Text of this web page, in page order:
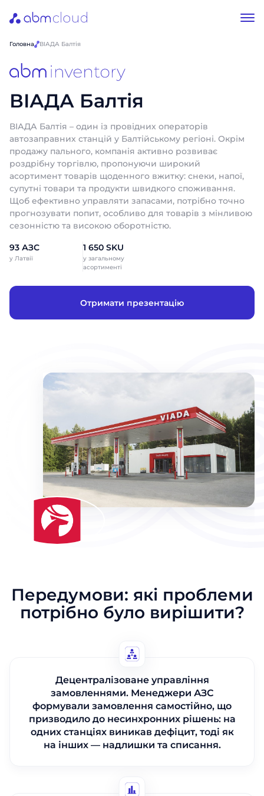
Головна ВІАДА Балтія
ВІАДА Балтія
ВІАДА Балтія – один із провідних операторів
автозаправних станцій у Балтійському регіоні. Окрім
продажу пального, компанія активно розвиває
роздрібну торгівлю, пропонуючи широкий
асортимент товарів щоденного вжитку: снеки, напої,
супутні товари та продукти швидкого споживання.
Щоб ефективно управляти запасами, потрібно точно
прогнозувати попит, особливо для товарів з мінливою
сезонністю та високою оборотністю.
93 АЗС
у Латвії
1 650 SKU
у загальному
асортименті
Отримати презентацію
Передумови: які проблеми
потрібно було вирішити?
Децентралізоване управління
замовленнями. Менеджери АЗС
формували замовлення самостійно, що
призводило до несинхронних рішень: на
одних станціях виникав дефіцит, тоді як
на інших — надлишки та списання.